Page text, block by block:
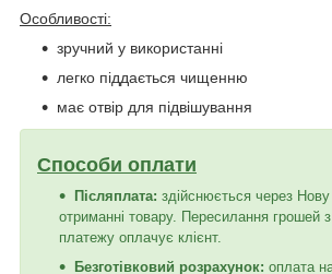
Особливості:
зручний у використанні
легко піддається чищенню
має отвір для підвішування
Способи оплати
Післяплата: здійснюється через
отриманні товару. Пересилання грошей
платежу оплачує клієнт.
Безготівковий розрахунок: оплата